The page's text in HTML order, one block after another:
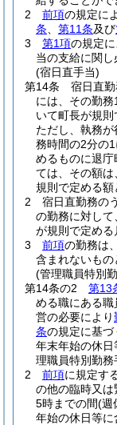
2
前項の規定に
条
第11条及び
3
第1項の規定
当の支給に関し
(宿日直手当)
第14条
宿日直勤
には、その勤
いて町長が規則
ただし、執務
務時間の2分の
めるものに退
ては、その額
規則で定める額
2
宿日直勤務の
の勤務に対し
が規則で定める
3
前項の勤務は、
含まれないもの
(管理職員特別
第14条の2
第13
める職にある
営の必要により
条の規定に基
年末年始の休
理職員特別勤務
2
前項に規定す
の他の臨時又
5時までの間(週
年始の休日等